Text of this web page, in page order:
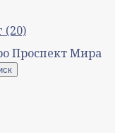
(20)
Проспект Мира